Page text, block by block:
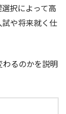
択によって高
や将来就く仕
るのかを説明